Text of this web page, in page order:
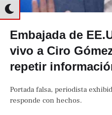
Embajada de
vivo a Ciro
repetir
Portada falsa, periodista
responde con hechos.